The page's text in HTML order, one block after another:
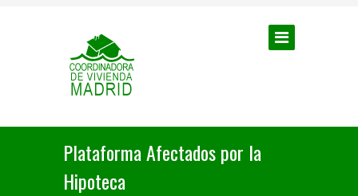
Plataforma Afectados por la
Hipoteca